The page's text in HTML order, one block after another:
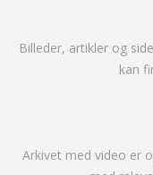
Billeder, artikler og
kan
Arkivet med video er